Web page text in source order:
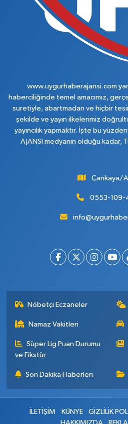
www.uygurhaberajansi.com
haberciliğinde temel amacımız,
suretiyle, abartmadan ve hiçbir tesir
şekilde ve yayın ilkelerimiz
yayıncılık yapmaktır. İşte bu
AJANSI medyanın olduğu kadar,
Çankaya/
0553-
Nöbetçi Eczaneler
Namaz Vakitleri
Süper Lig Puan Durumu
ve Fikstür
Son Dakika Haberleri
İLETİŞİM KÜNYE GİZLİLİK